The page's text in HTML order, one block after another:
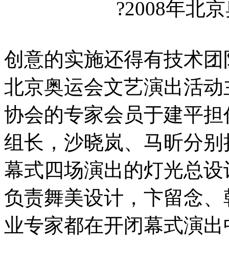
?2008年北
创意的实施还得有技术
北京奥运会文艺演出活
协会的专家会员于建平
组长，沙晓岚、马昕分
幕式四场演出的灯光总
负责舞美设计，卞留念
业专家都在开闭幕式演